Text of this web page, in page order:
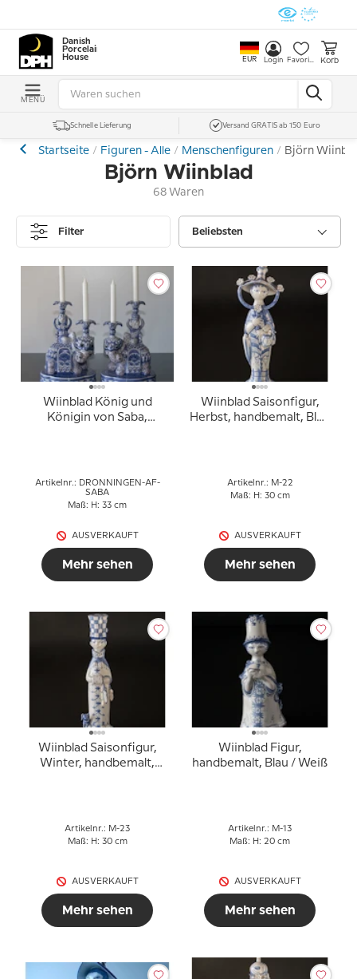
Danish
Porcelain
House
EUR Login Favoriten Korb
MENÜ
Schnelle Lieferung Versand GRATIS ab 150 Euro
Startseite Figuren - Alle Menschenfiguren Björn
Björn Wiinblad
68 Waren
Filter Beliebsten
Wiinblad König und
Königin von Saba,
verziert, Unikat, Blau /
Weiß
Artikelnr.: DRONNINGEN-AF-
SABA
Maß: H: 33 cm
AUSVERKAUFT
Mehr sehen
Wiinblad Saisonfigur,
Herbst, handbemalt, Blau
Artikelnr.: M-22
Maß: H: 30 cm
AUSVERKAUFT
Mehr sehen
Wiinblad Saisonfigur,
Winter, handbemalt,
Artikelnr.: M-23
Maß: H: 30 cm
AUSVERKAUFT
Mehr sehen
Wiinblad Figur,
handbemalt, Blau / Weiß
Artikelnr.: M-13
Maß: H: 20 cm
AUSVERKAUFT
Mehr sehen